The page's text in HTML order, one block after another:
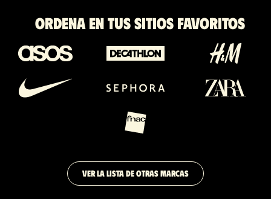
Ordena en tus sitios favoritos
VER LA LISTA DE OTRAS MARCAS